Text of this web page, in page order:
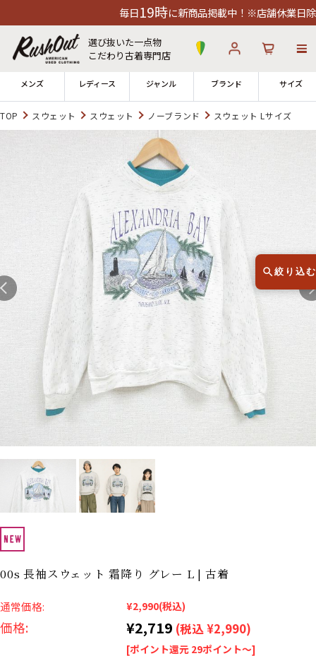
に新商品掲載中！※店舗休業日除く
選び抜いた一点物
こだわり古着専門店
メンズ レディース ジャンル ブランド サイズ
ログイン お気に入り
全国7店舗・公式通販の比較
発送について 12時までのご注文で当日出荷！
※対応不可：日祝、長期休暇、セール
Search by Hotword 今週のHOTワード（7/29〜8/4）
Tシャツ USA製 映画 3 ミリタリー 4 スターウォーズ
ラルフローレン 大きいサイズ アニメ ディズニー
Search by Brandブランドから探す
ラルフ ローレン
カーハート ディッキーズ
ラッセル・アスレチ
ック
TOP スウェット スウェット ノーブランド スウェット Lサイズ
00s 長袖スウェット 霜降り グレー L | 古着
通常価格: ¥2,990(税込)
価格: ¥2,719 (税込 ¥2,990)
[ポイント還元 29ポイント～]
絞り込む